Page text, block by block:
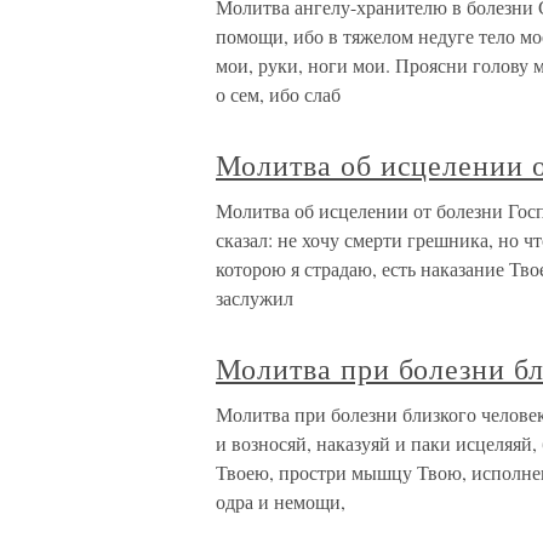
Молитва ангелу-хранителю в
помощи, ибо в тяжелом недуге тело
мои, руки, ноги мои. Проясни голову
о сем, ибо слаб
Молитва об исцелении
Молитва об исцелении от болезни
сказал: не хочу смерти грешника, но
которою я страдаю, есть наказание
заслужил
Молитва при болезни
Молитва при болезни близкого
и возносяй, наказуяй и паки
Твоею, простри мышцу Твою,
одра и немощи,